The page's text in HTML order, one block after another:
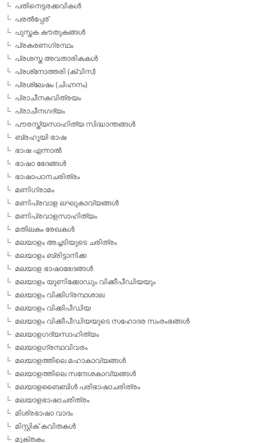
പതിനെട്ടരക്കവികള്‍
പരല്‍പ്പേര്
പുസ്തക കൗതുകങ്ങള്‍
പ്രകരണഗ്രന്ഥം
പ്രശസ്ത അവതാരികകള്‍
പ്രശ്‌നോത്തരി (ക്വിസ്)
പ്രശ്ലേഷം (ചിഹ്നനം)
പ്രാചീനകവിത്രയം
പ്രാചീനഗദ്യം
പൗരസ്ത്യസാഹിത്യ സിദ്ധാന്തങ്ങള്‍
ബ്രഹൂയി ഭാഷ
ഭാഷ എന്നാല്‍
ഭാഷാ ഭേദങ്ങള്‍
ഭാഷാപഠനചരിത്രം
മണിഗ്രാമം
മണിപ്രവാള ലഘുകാവ്യങ്ങള്‍
മണിപ്രവാളസാഹിത്യം
മതിലകം രേഖകള്‍
മലയാളം അച്ചടിയുടെ ചരിത്രം
മലയാളം ബ്രിട്ടാനിക്ക
മലയാള ഭാഷാഭേദങ്ങള്‍
മലയാളം യൂണിക്കോഡും വിക്കീപീഡിയയും
മലയാളം വിക്കിഗ്രന്ഥശാല
മലയാളം വിക്കിപീഡിയ
മലയാളം വിക്കീപീഡിയയുടെ സഹോദര സംരംഭങ്ങള്‍
മലയാളഗദ്യസാഹിത്യം
മലയാളഗ്രന്ഥവിവരം
മലയാളത്തിലെ മഹാകാവ്യങ്ങള്‍
മലയാളത്തിലെ സന്ദേശകാവ്യങ്ങള്‍
മലയാളബൈബിള്‍ പരിഭാഷാചരിത്രം
മലയാളഭാഷാചരിത്രം
മിശ്രഭാഷാ വാദം
മിസ്റ്റിക് കവിതകള്‍
മുക്തകം